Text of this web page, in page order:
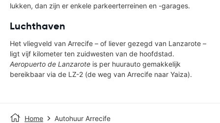
lukken, dan zijn er enkele parkeerterreinen en -garages.
Luchthaven
Het vliegveld van Arrecife – of liever gezegd van Lanzarote –
ligt vijf kilometer ten zuidwesten van de hoofdstad.
Aeropuerto de Lanzarote is per huurauto gemakkelijk
bereikbaar via de LZ-2 (de weg van Arrecife naar Yaiza).
Home Autohuur Arrecife